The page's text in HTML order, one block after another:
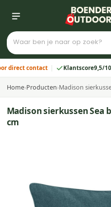
contact Klantscore9,5/10
Home›Producten›Madison
Madison sierkussen Sea
cm